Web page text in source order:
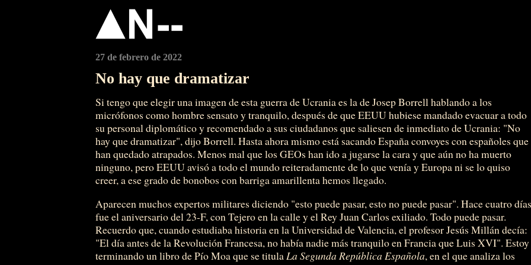
27 de febrero de 2022
No hay que dramatizar
Si tengo que elegir una imagen de esta guerra de Ucrania es la de Josep Borrell hablando a los
micrófonos como hombre sensato y tranquilo, después de que EEUU hubiese mandado evacuar a todo
su personal diplomático y recomendado a sus ciudadanos que saliesen de inmediato de Ucrania: "No
hay que dramatizar", dijo Borrell. Hasta ahora mismo está sacando España convoyes con españoles que
han quedado atrapados. Menos mal que los GEOs han ido a jugarse la cara y que aún no ha muerto
ninguno, pero EEUU avisó a todo el mundo reiteradamente de lo que venía y Europa ni se lo quiso
creer, a ese grado de bonobos con barriga amarillenta hemos llegado.
Aparecen muchos expertos militares diciendo "esto puede pasar, esto no puede pasar". Hace cuatro
fue el aniversario del 23-F, con Tejero en la calle y el Rey Juan Carlos exiliado. Todo puede pasar.
Recuerdo que, cuando estudiaba historia en la Universidad de Valencia, el profesor Jesús Millán decía:
"El día antes de la Revolución Francesa, no había nadie más tranquilo en Francia que Luis XVI". Estoy
terminando un libro de Pío Moa que se titula La Segunda República Española, en el que analiza los